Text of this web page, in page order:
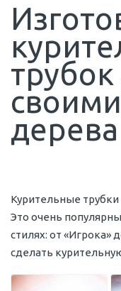
дерева
Курительные
Это очень
стилях: от «Игрока»
сделать